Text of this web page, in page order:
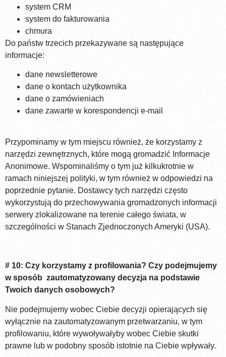
system CRM
system do fakturowania
chmura
Do państw trzecich przekazywane są następujące
informacje:
dane newsletterowe
dane o kontach użytkownika
dane o zamówieniach
dane zawarte w korespondencji e-mail
Przypominamy w tym miejscu również, że korzystamy z
narzędzi zewnętrznych, które mogą gromadzić Informacje
Anonimowe. Wspominaliśmy o tym już kilkukrotnie w
ramach niniejszej polityki, w tym również w odpowiedzi na
poprzednie pytanie. Dostawcy tych narzędzi często
wykorzystują do przechowywania gromadzonych informacji
serwery zlokalizowane na terenie całego świata, w
szczególności w Stanach Zjednoczonych Ameryki (USA).
# 10: Czy korzystamy z profilowania? Czy podejmujemy
w sposób zautomatyzowany decyzja na podstawie
Twoich danych osobowych?
Nie podejmujemy wobec Ciebie decyzji opierających się
wyłącznie na zautomatyzowanym przetwarzaniu, w tym
profilowaniu, które wywoływałyby wobec Ciebie skutki
prawne lub w podobny sposób istotnie na Ciebie wpływały.